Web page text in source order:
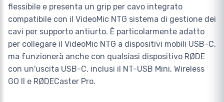
flessibile e presenta un grip per cavo integrato
compatibile con il VideoMic NTG sistema di gestione dei
cavi per supporto antiurto. È particolarmente adatto
per collegare il VideoMic NTG a dispositivi mobili USB-C,
ma funzionerà anche con qualsiasi dispositivo RØDE
con un'uscita USB-C, inclusi il NT-USB Mini, Wireless
GO II e RØDECaster Pro.